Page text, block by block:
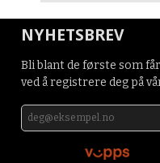
NYHETSBREV
Bli blant de første som
ved å registrere deg på